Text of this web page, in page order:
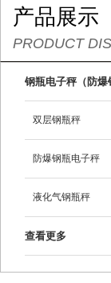
产品展示
PRODUCT
钢瓶电子秤（防爆
双层钢瓶秤
防爆钢瓶电子秤
液化气钢瓶秤
查看更多